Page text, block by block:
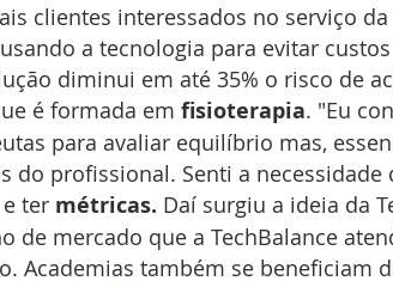
clientes interessados no serviço da
a tecnologia para evitar
diminui em até 35% o risco de
é formada em fisioterapia. "Eu
para avaliar equilíbrio mas,
do profissional. Senti a necessidade
ter métricas. Daí surgiu a ideia da
de mercado que a TechBalance
Academias também se beneficiam